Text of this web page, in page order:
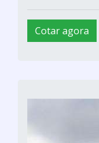
Cotar agora